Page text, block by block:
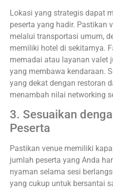
Lokasi yang strategis dapat
peserta yang hadir. Pastikan
melalui transportasi umum,
memiliki hotel di sekitarnya.
memadai atau layanan valet
yang membawa kendaraan.
yang dekat dengan restoran
menambah nilai networking
3. Sesuaikan
Peserta
Pastikan venue memiliki
jumlah peserta yang Anda
nyaman selama sesi
yang cukup untuk bersantai